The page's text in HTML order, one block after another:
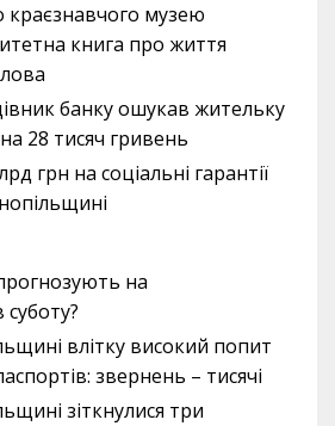
краєзнавчого музею
книга про життя
банку ошукав жительку
28 тисяч гривень
грн на соціальні гарантії
на
влітку високий попит
звернень – тисячі
зіткнулися три